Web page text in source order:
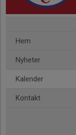
Hem
Nyheter
Kalender
Kontakt